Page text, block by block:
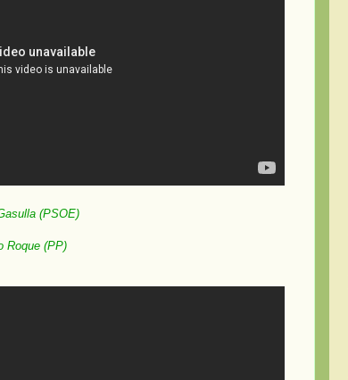
(PSOE)
Roque (PP)